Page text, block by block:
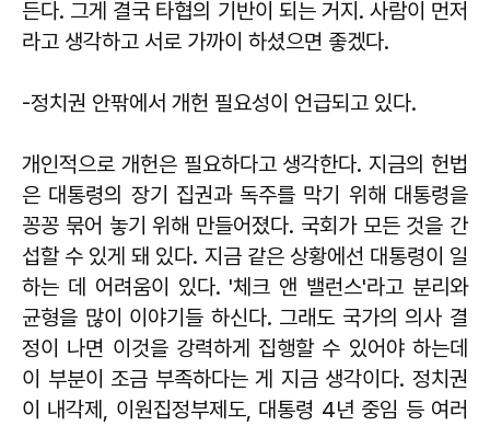
든다. 그게 결국 타협의 기반이 되는 거지. 사람이 먼저
라고 생각하고 서로 가까이 하셨으면 좋겠다.
-정치권 안팎에서 개헌 필요성이 언급되고 있다.
개인적으로 개헌은 필요하다고 생각한다. 지금의 헌법
은 대통령의 장기 집권과 독주를 막기 위해 대통령을
꽁꽁 묶어 놓기 위해 만들어졌다. 국회가 모든 것을 간
섭할 수 있게 돼 있다. 지금 같은 상황에선 대통령이 일
하는 데 어려움이 있다. '체크 앤 밸런스'라고 분리와
균형을 많이 이야기들 하신다. 그래도 국가의 의사 결
정이 나면 이것을 강력하게 집행할 수 있어야 하는데
이 부분이 조금 부족하다는 게 지금 생각이다. 정치권
이 내각제, 이원집정부제도, 대통령 4년 중임 등 여러